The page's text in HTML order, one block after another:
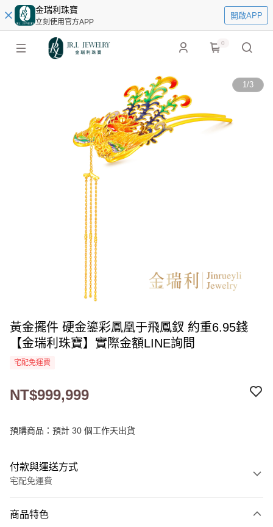
金瑞利珠寶
立刻使用官方APP
開啟APP
0
1/3
黃金擺件 硬金鎏彩鳳凰于飛鳳釵 約重6.95錢
【金瑞利珠寶】實際金額LINE詢問
宅配免運費
NT$999,999
預購商品：預計 30 個工作天出貨
付款與運送方式
宅配免運費
信用卡一次付款
商品特色